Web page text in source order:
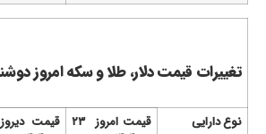
تغییرات قیمت دلار، طلا و سکه امروز دوشنبه ۲۳ تیر ۱۴۰۴
نوع دارایی
قیمت امروز ۲۳
قیمت دیروز ۲۲